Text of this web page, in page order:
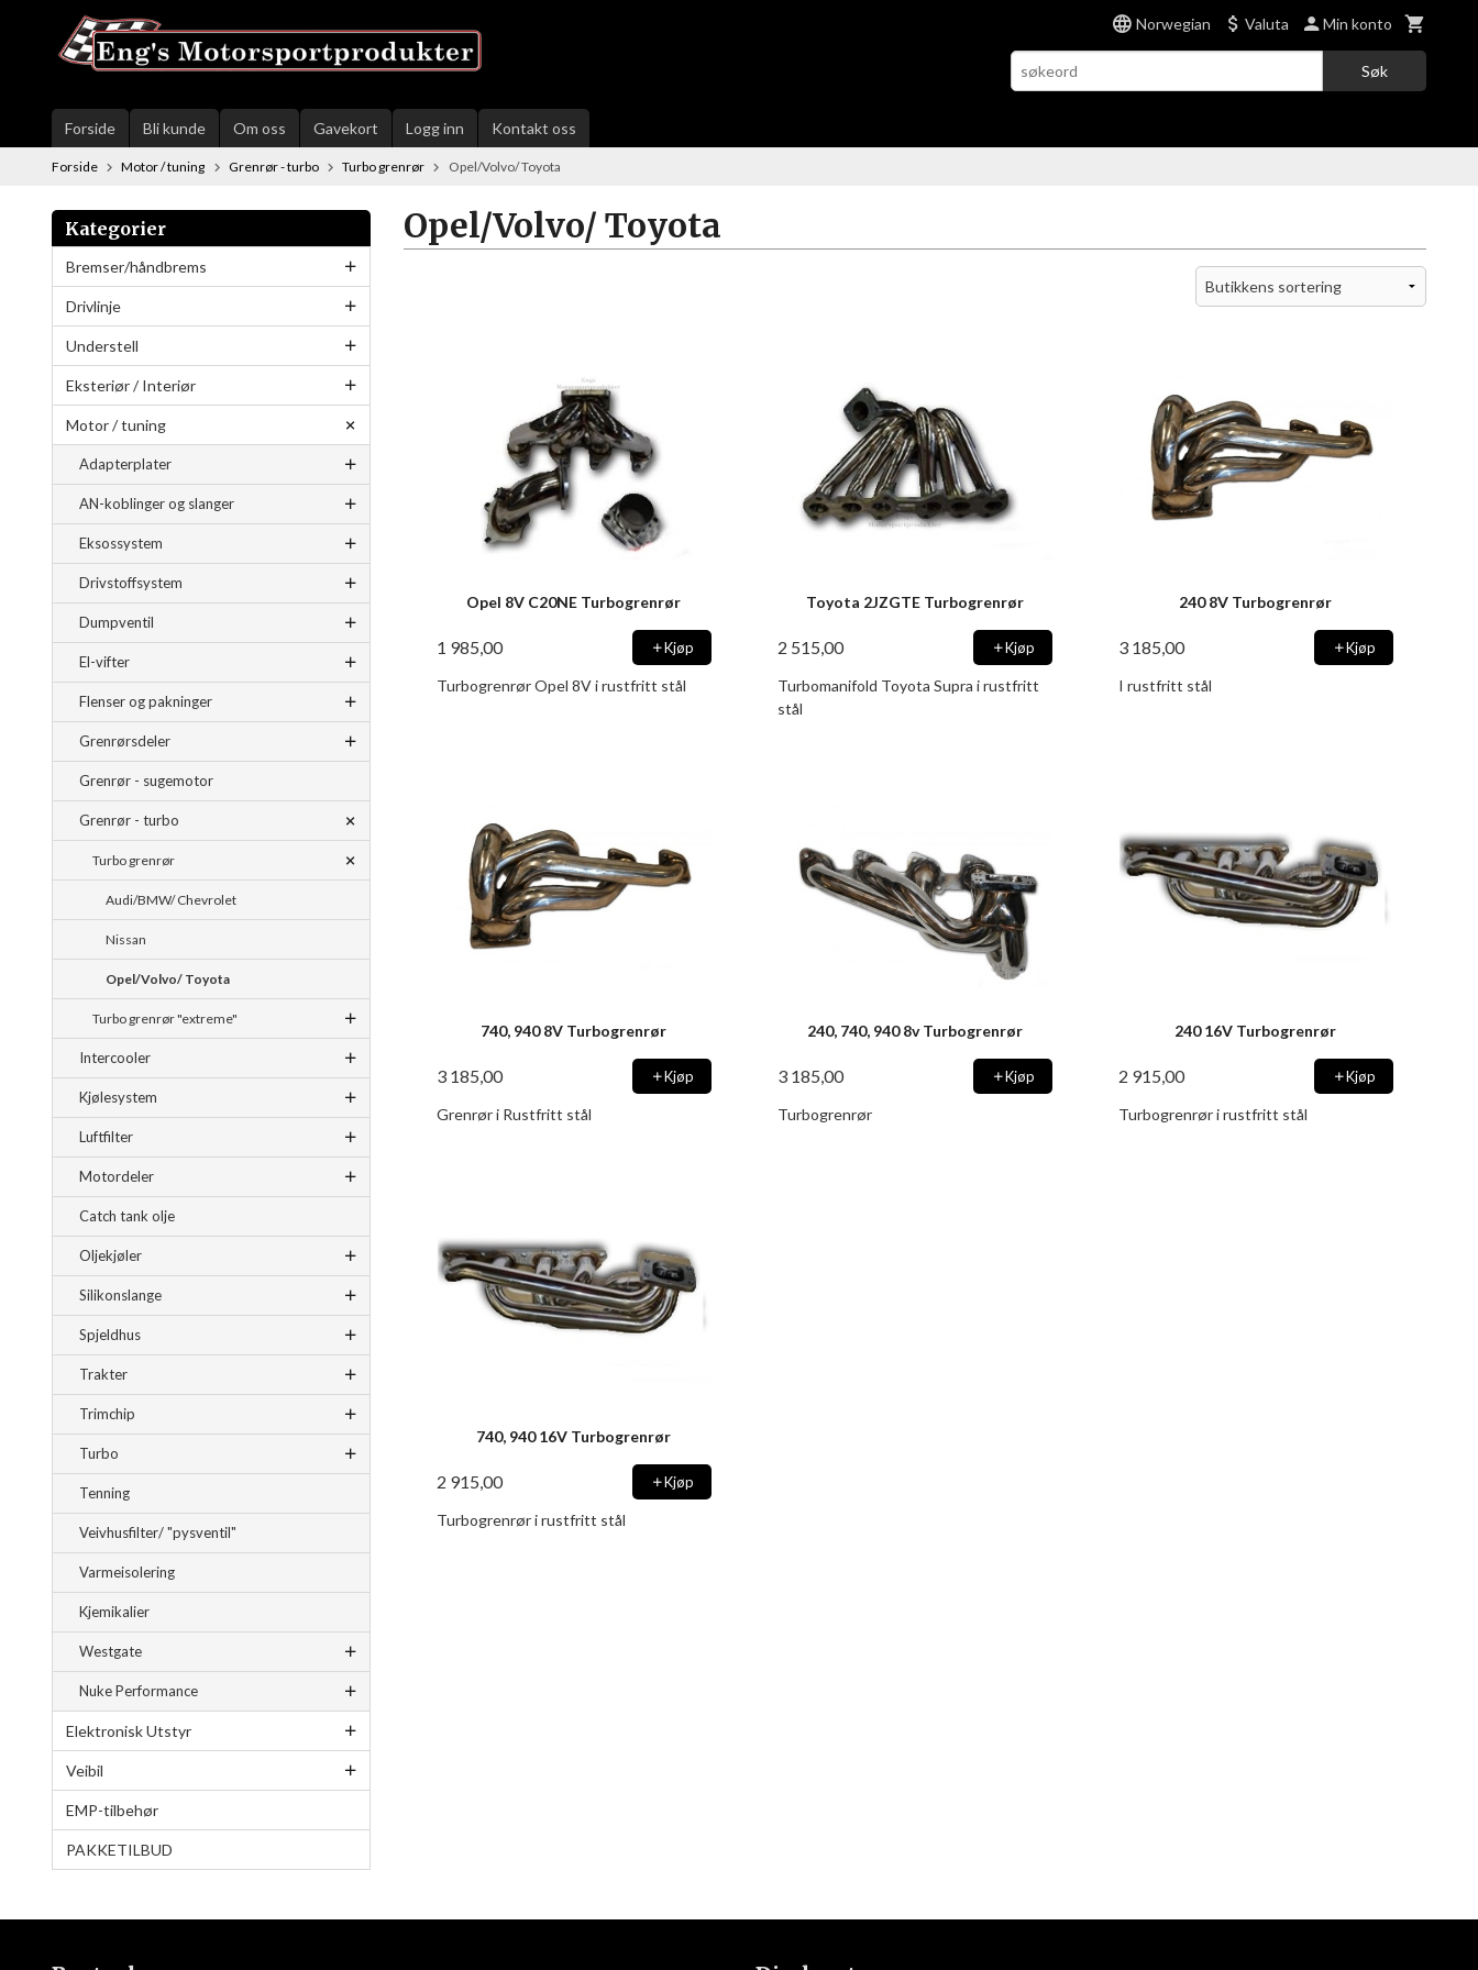
innholdet
Norwegian Valuta Min konto
Søk
Forside Bli kunde Om oss Gavekort Logg inn Kontakt oss
Forside Motor / tuning Grenrør - turbo Turbo grenrør Opel/Volvo/ Toyota
Kategorier
Bremser/håndbrems
Drivlinje
Understell
Eksteriør / Interiør
Motor / tuning
Adapterplater
AN-koblinger og slanger
Eksossystem
Drivstoffsystem
Dumpventil
El-vifter
Flenser og pakninger
Grenrørsdeler
Grenrør - sugemotor
Grenrør - turbo
Turbo grenrør
Audi/BMW/ Chevrolet
Nissan
Opel/Volvo/ Toyota
Turbo grenrør "extreme"
Intercooler
Kjølesystem
Luftfilter
Motordeler
Catch tank olje
Oljekjøler
Silikonslange
Spjeldhus
Trakter
Trimchip
Turbo
Tenning
Veivhusfilter/ "pysventil"
Varmeisolering
Kjemikalier
Westgate
Nuke Performance
Elektronisk Utstyr
Veibil
EMP-tilbehør
PAKKETILBUD
Opel/Volvo/ Toyota
Opel 8V C20NE Turbogrenrør
1 985,00 Kjøp
Turbogrenrør Opel 8V i rustfritt stål
Toyota 2JZGTE Turbogrenrør
2 515,00 Kjøp
Turbomanifold Toyota Supra i rustfritt
stål
240 8V Turbogrenrør
3 185,00 Kjøp
I rustfritt stål
740, 940 8V Turbogrenrør
3 185,00 Kjøp
Grenrør i Rustfritt stål
240, 740, 940 8v Turbogrenrør
3 185,00 Kjøp
Turbogrenrør
240 16V Turbogrenrør
2 915,00 Kjøp
Turbogrenrør i rustfritt stål
740, 940 16V Turbogrenrør
2 915,00 Kjøp
Turbogrenrør i rustfritt stål